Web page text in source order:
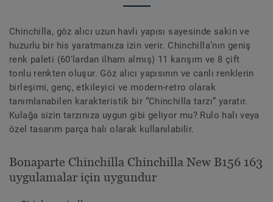
Chinchilla, göz alıcı uzun havlı yapısı sayesinde sakin ve
huzurlu bir his yaratmanıza izin verir. Chinchilla’nın geniş
renk paleti (60'lardan ilham almış) 11 karışım ve 8 çift
tonlu renkten oluşur. Göz alıcı yapısının ve canlı renklerin
birleşimi, genç, etkileyici ve modern-retro olarak
tanımlanabilen karakteristik bir “Chinchilla tarzı” yaratır.
Kulağa sizin tarzınıza uygun gibi geliyor mu? Rulo halı veya
özel tasarım parça halı olarak kullanılabilir.
Bonaparte Chinchilla Chinchilla New B156 163
uygulamalar için uygundur